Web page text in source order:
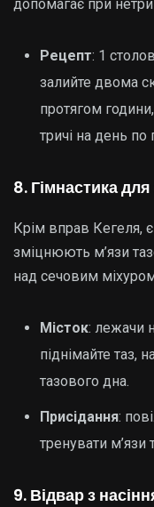
допомагає при
Рецепт: 1
залийте двома
протягом
тричі на день по
8. Гімнастика
Крім вправ Кегеля,
зміцнюють м’язи
над сечовим
Місток: лежачи
піднімайте таз,
тазового дна.
Присідання:
тренувати м’язи
9. Відвар з